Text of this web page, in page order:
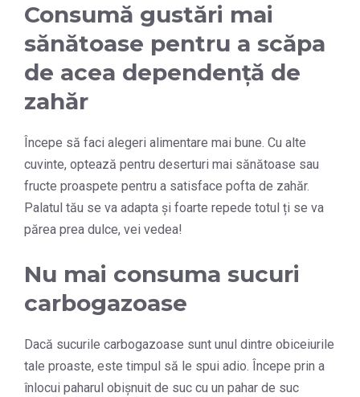
Consumă gustări mai
sănătoase pentru a scăpa
de acea dependență de
zahăr
Începe să faci alegeri alimentare mai bune. Cu alte
cuvinte, optează pentru deserturi mai sănătoase sau
fructe proaspete pentru a satisface pofta de zahăr.
Palatul tău se va adapta și foarte repede totul ți se va
părea prea dulce, vei vedea!
Nu mai consuma sucuri
carbogazoase
Dacă sucurile carbogazoase sunt unul dintre obiceiurile
tale proaste, este timpul să le spui adio. Începe prin a
înlocui paharul obișnuit de suc cu un pahar de suc